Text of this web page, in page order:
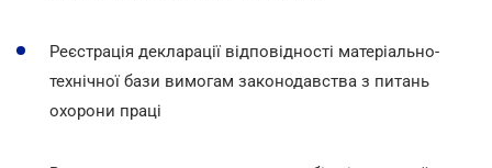
Реєстрація декларації відповідності матеріально-
технічної бази вимогам законодавства з питань
охорони праці